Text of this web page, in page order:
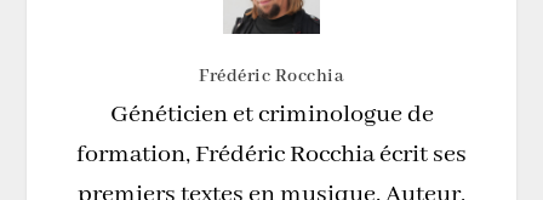
Frédéric Rocchia
Généticien et criminologue de
formation, Frédéric Rocchia écrit ses